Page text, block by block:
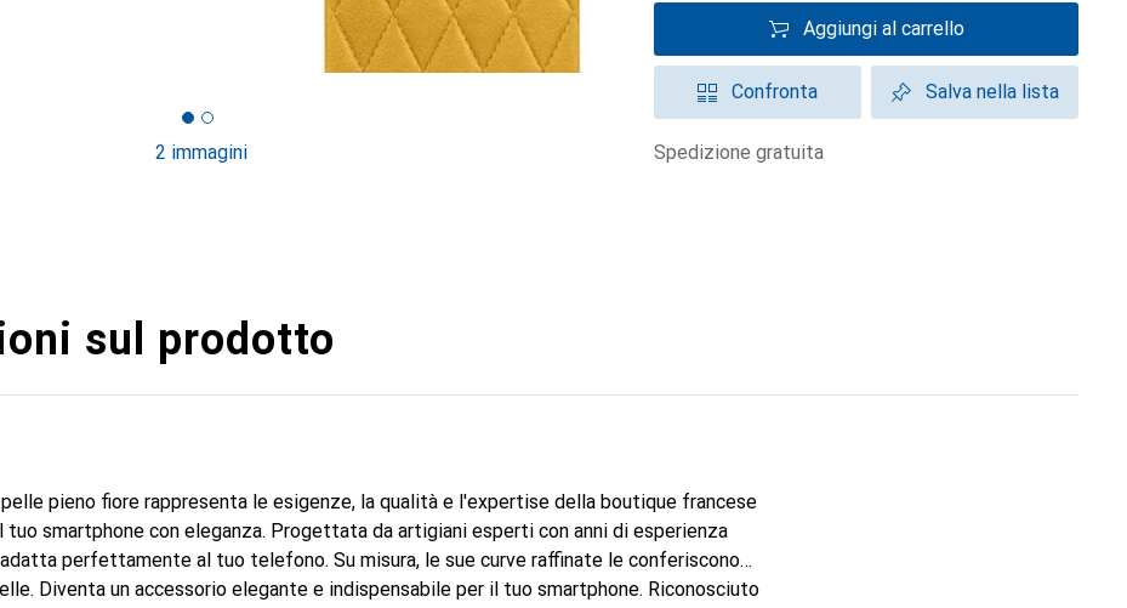
2 immagini
Aggiungi al carrello
Confronta Salva nella lista
spedizione gratuita
sul prodotto
pieno fiore rappresenta le esigenze, la qualità e l'expertise della boutique francese
tuo smartphone con eleganza. Progettata da artigiani esperti con anni di esperienza
perfettamente al tuo telefono. Su misura, le sue curve raffinate le conferiscono
Diventa un accessorio elegante e indispensabile per il tuo smartphone. Riconosciuto